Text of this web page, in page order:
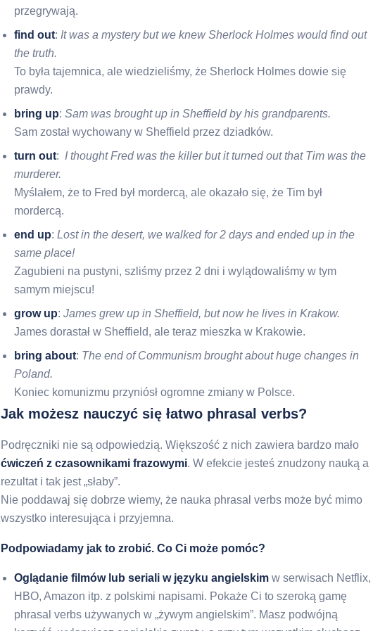
przegrywają.
find out: It was a mystery but we knew Sherlock Holmes would find out
the truth.
To była tajemnica, ale wiedzieliśmy, że Sherlock Holmes dowie się
prawdy.
bring up: Sam was brought up in Sheffield by his grandparents.
Sam został wychowany w Sheffield przez dziadków.
turn out: I thought Fred was the killer but it turned out that Tim was the
murderer.
Myślałem, że to Fred był mordercą, ale okazało się, że Tim był
mordercą.
end up:Lost in the desert, we walked for 2 days and ended up in the
same place!
Zagubieni na pustyni, szliśmy przez 2 dni i wylądowaliśmy w tym
samym miejscu!
grow up:James grew up in Sheffield, but now he lives in Krakow.
James dorastał w Sheffield, ale teraz mieszka w Krakowie.
bring about: The end of Communism brought about huge changes in
Poland.
Koniec komunizmu przyniósł ogromne zmiany w Polsce.
Jak możesz nauczyć się łatwo phrasal verbs?
Podręczniki nie są odpowiedzią. Większość z nich zawiera bardzo mało
ćwiczeń z czasownikami frazowymi. W efekcie jesteś znudzony nauką a
rezultat i tak jest „słaby”.
Nie poddawaj się dobrze wiemy, że nauka phrasal verbs może być mimo
wszystko interesująca i przyjemna.
Podpowiadamy jak to zrobić. Co Ci może pomóc?
Oglądanie filmów lub seriali w języku angielskim w serwisach Netflix,
HBO, Amazon itp. z polskimi napisami. Pokaże Ci to szeroką gamę
phrasal verbs używanych w „żywym angielskim”. Masz podwójną